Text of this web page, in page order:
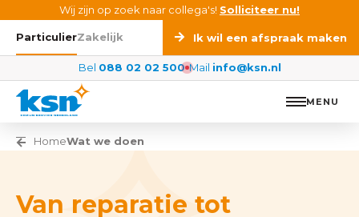
Ga naar de inhoudWij zijn op zoek naar collega's! Solliciteer nu!
ParticulierZakelijk Ik wil een afspraak maken
Bel 088 02 02 500 Mail info@ksn.nl
MENU
Vorige pagina
HomeWat we doen
Van reparatie tot